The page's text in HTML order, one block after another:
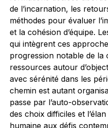
de l’incarnation, les
méthodes pour évaluer
et la cohésion d’équipe.
qui intègrent ces
progression notable de la
ressources autour
avec sérénité dans les
chemin est autant
passe par l’auto-
des choix difficiles et
humaine aux défis